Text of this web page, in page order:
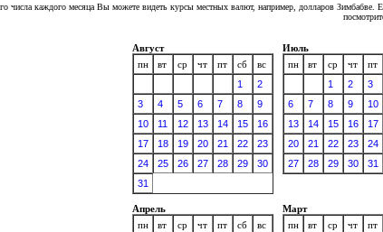
числа каждого месяца Вы можете видеть курсы местных валют, например, долларов Зимбабве.
Август
пн
вт ср чт пт сб
вс
1
2
3
4 5 6 7 8
9
10
11 12 13 14 15
16
17
18 19 20 21 22
23
24
25 26 27 28 29
30
31
Июль
пн
вт ср чт пт
1
2 3
6
7 8 9 10
13
14 15 16 17
20
21 22 23 24
27
28 29 30 31
Апрель
пн
вт ср чт пт сб
вс
Март
пн
вт ср чт пт